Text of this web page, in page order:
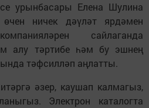
урынбасары Елена Шулина
ничек дәүләт ярдәмен
сайлаганда
алу тәртибе һәм бу эшнең
тәфсилләп аңлатты.
әзер, каушап калмагыз,
Электрон каталогта